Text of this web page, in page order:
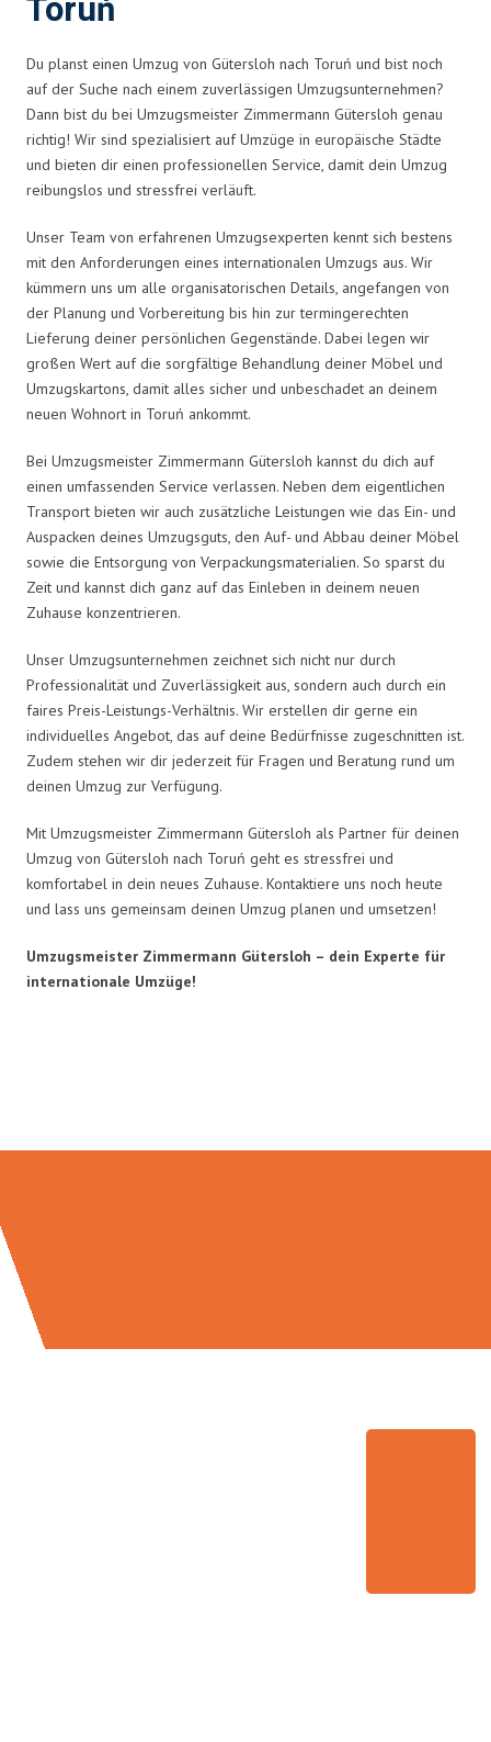
Toruń
Du planst einen Umzug von Gütersloh nach Toruń und bist noch
auf der Suche nach einem zuverlässigen Umzugsunternehmen?
Dann bist du bei Umzugsmeister Zimmermann Gütersloh genau
richtig! Wir sind spezialisiert auf Umzüge in europäische Städte
und bieten dir einen professionellen Service, damit dein Umzug
reibungslos und stressfrei verläuft.
Unser Team von erfahrenen Umzugsexperten kennt sich bestens
mit den Anforderungen eines internationalen Umzugs aus. Wir
kümmern uns um alle organisatorischen Details, angefangen von
der Planung und Vorbereitung bis hin zur termingerechten
Lieferung deiner persönlichen Gegenstände. Dabei legen wir
großen Wert auf die sorgfältige Behandlung deiner Möbel und
Umzugskartons, damit alles sicher und unbeschadet an deinem
neuen Wohnort in Toruń ankommt.
Bei Umzugsmeister Zimmermann Gütersloh kannst du dich auf
einen umfassenden Service verlassen. Neben dem eigentlichen
Transport bieten wir auch zusätzliche Leistungen wie das Ein- und
Auspacken deines Umzugsguts, den Auf- und Abbau deiner Möbel
sowie die Entsorgung von Verpackungsmaterialien. So sparst du
Zeit und kannst dich ganz auf das Einleben in deinem neuen
Zuhause konzentrieren.
Unser Umzugsunternehmen zeichnet sich nicht nur durch
Professionalität und Zuverlässigkeit aus, sondern auch durch ein
faires Preis-Leistungs-Verhältnis. Wir erstellen dir gerne ein
individuelles Angebot, das auf deine Bedürfnisse zugeschnitten ist.
Zudem stehen wir dir jederzeit für Fragen und Beratung rund um
deinen Umzug zur Verfügung.
Mit Umzugsmeister Zimmermann Gütersloh als Partner für deinen
Umzug von Gütersloh nach Toruń geht es stressfrei und
komfortabel in dein neues Zuhause. Kontaktiere uns noch heute
und lass uns gemeinsam deinen Umzug planen und umsetzen!
Umzugsmeister Zimmermann Gütersloh – dein Experte für
internationale Umzüge!